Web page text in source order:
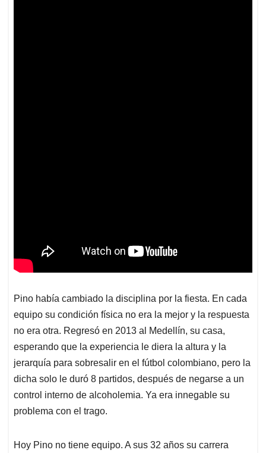
Pino había cambiado la disciplina por la fiesta. En cada
equipo su condición física no era la mejor y la respuesta
no era otra. Regresó en 2013 al Medellín, su casa,
esperando que la experiencia le diera la altura y la
jerarquía para sobresalir en el fútbol colombiano, pero la
dicha solo le duró 8 partidos, después de negarse a un
control interno de alcoholemia. Ya era innegable su
problema con el trago.
Hoy Pino no tiene equipo. A sus 32 años su carrera